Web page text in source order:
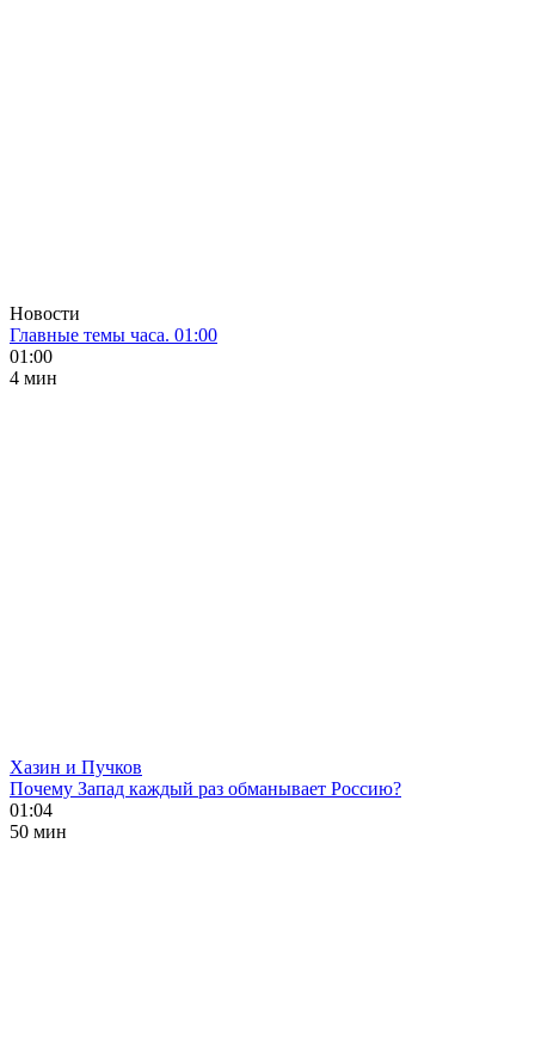
Новости
Главные темы часа. 01:00
01:00
4 мин
Хазин и Пучков
Почему Запад каждый раз обманывает Россию?
01:04
50 мин